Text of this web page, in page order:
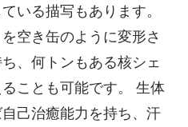
いる描写もあります。
空き缶のように変形さ
、何トンもある核シェ
ことも可能です。 生体
己治癒能力を持ち、汗